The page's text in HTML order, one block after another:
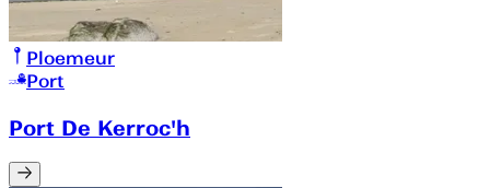
Ploemeur
Port
Port De Kerroc'h